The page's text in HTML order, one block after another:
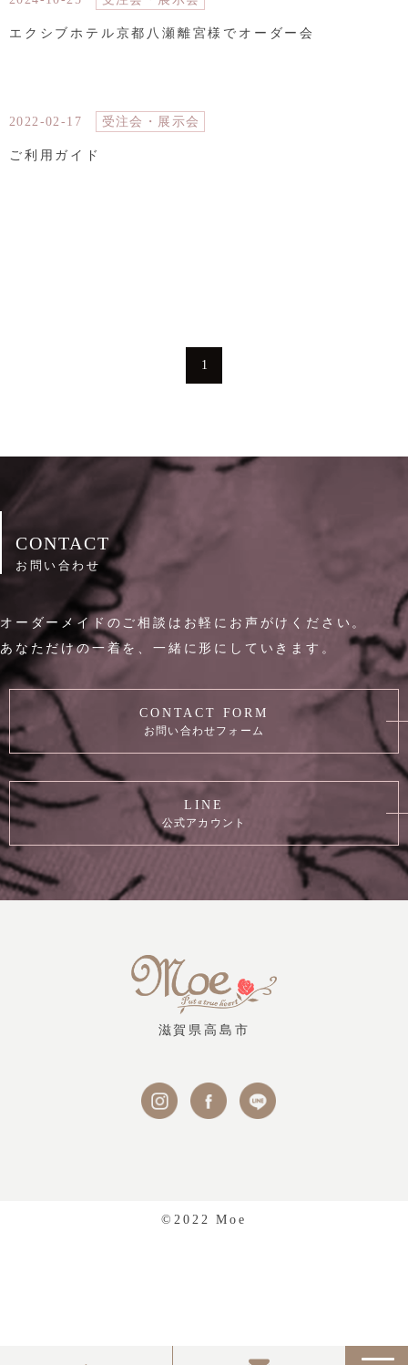
エクシブホテル京都八瀬離宮様でオーダー会
2022-02-17 受注会・展示会
ご利用ガイド
1
CONTACT
お問い合わせ
オーダーメイドのご相談はお軽にお声がけください。
あなただけの一着を、一緒に形にしていきます。
CONTACT FORM
お問い合わせフォーム
LINE
公式アカウント
滋賀県高島市
©2022 Moe